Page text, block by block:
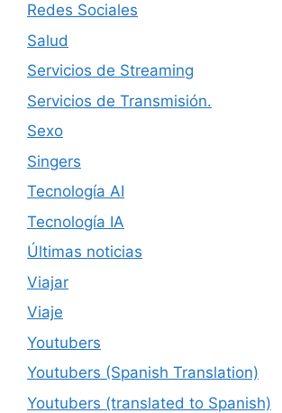
Redes Sociales
Salud
Servicios de Streaming
Servicios de Transmisión.
Sexo
Singers
Tecnología AI
Tecnología IA
Últimas noticias
Viajar
Viaje
Youtubers
Youtubers (Spanish Translation)
Youtubers (translated to Spanish)